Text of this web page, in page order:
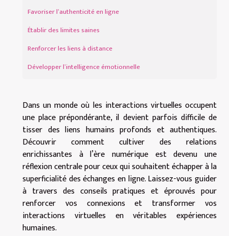
Favoriser l’authenticité en ligne
Établir des limites saines
Renforcer les liens à distance
Développer l’intelligence émotionnelle
Dans un monde où les interactions virtuelles occupent
une place prépondérante, il devient parfois difficile de
tisser des liens humains profonds et authentiques.
Découvrir comment cultiver des relations
enrichissantes à l’ère numérique est devenu une
réflexion centrale pour ceux qui souhaitent échapper à la
superficialité des échanges en ligne. Laissez-vous guider
à travers des conseils pratiques et éprouvés pour
renforcer vos connexions et transformer vos
interactions virtuelles en véritables expériences
humaines.